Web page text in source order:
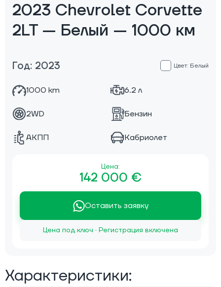
2023 Chevrolet Corvette
2LT — Белый — 1000 км
Год: 2023 Цвет: Белый
1000 km 6.2 л
2WD Бензин
АКПП Кабриолет
Цена:
142 000 €
Оставить заявку
Цена под ключ · Регистрация включена
Характеристики: